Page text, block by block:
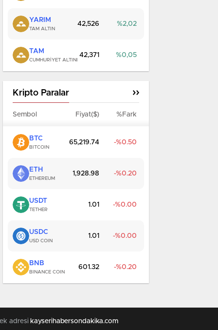
YARIM
TAM ALTIN
42,526 2,02
TAM
CUMHURIYET ALTINI
42,371 0,05
Kripto Paralar
Sembol Fiyat($) %Fark
BTC
BITCOIN
65,219.74 0.50
ETH
ETHEREUM
1,928.98 0.20
USDT
TETHER
1.01 0.00
USDC
USD COIN
1.01 0.00
BNB
BINANCE COIN
601.32 0.20
adresi kayserihabersondakika.com